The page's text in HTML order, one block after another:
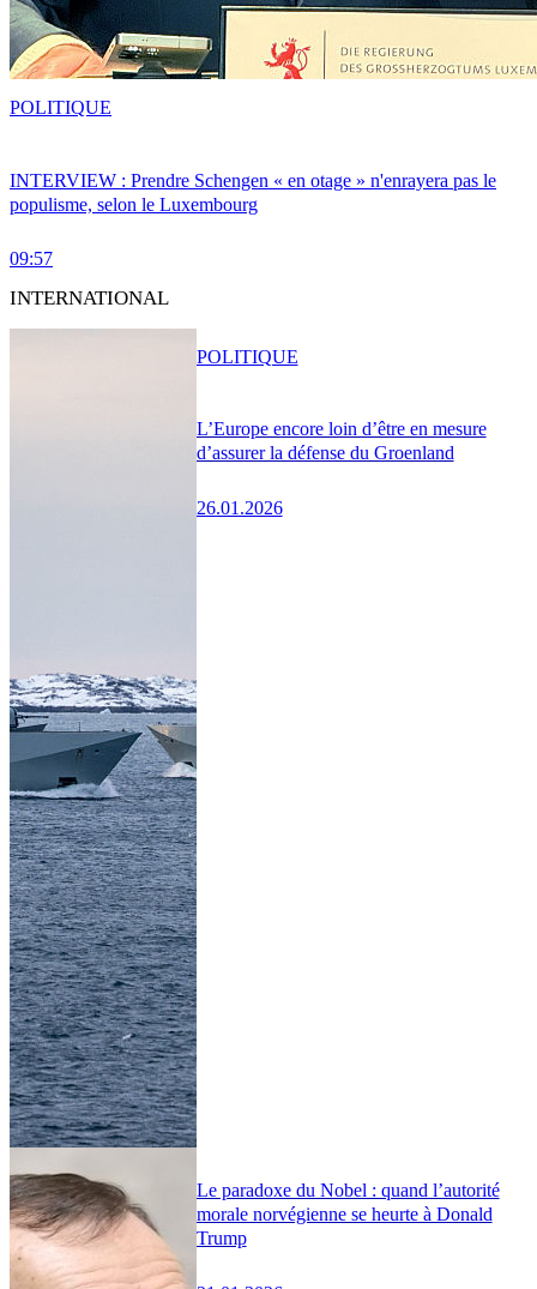
INTERVIEW : Prendre Schengen « en otage » n'enrayera pas le
populisme, selon le Luxembourg
09:57
POLITIQUE
INTERNATIONAL
L’Europe encore loin d’être en mesure
d’assurer la défense du Groenland
26.01.2026
POLITIQUE
Le paradoxe du Nobel : quand l’autorité
morale norvégienne se heurte à Donald
Trump